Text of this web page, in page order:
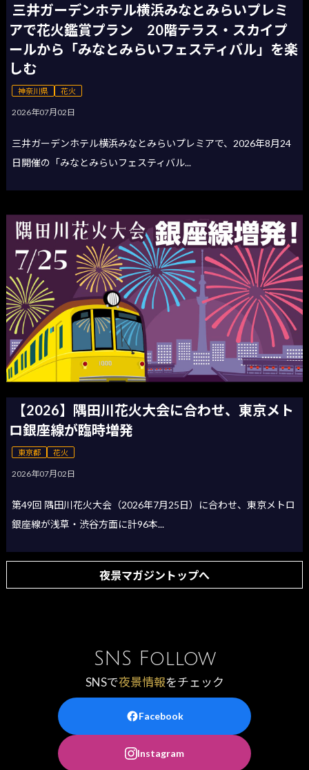
三井ガーデンホテル横浜みなとみらいプレミ
アで花火鑑賞プラン 20階テラス・スカイプ
ールから「みなとみらいフェスティバル」を楽
しむ
神奈川県 花火
2026年07月02日
三井ガーデンホテル横浜みなとみらいプレミアで、2026年8月24
日開催の「みなとみらいフェスティバル...
【2026】隅田川花火大会に合わせ、東京メト
ロ銀座線が臨時増発
東京都 花火
2026年07月02日
第49回 隅田川花火大会（2026年7月25日）に合わせ、東京メトロ
銀座線が浅草・渋谷方面に計96本...
夜景マガジントップへ
SNS Follow
SNSで夜景情報をチェック
Facebook
Instagram